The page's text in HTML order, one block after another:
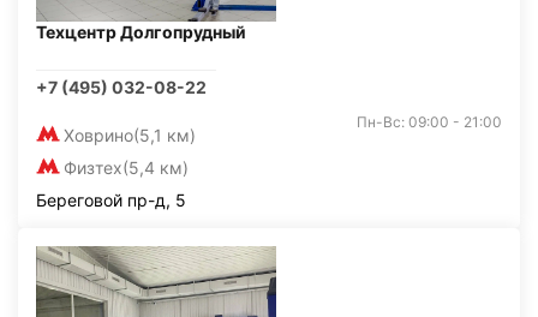
Техцентр Долгопрудный
+7 (495) 032-08-22
Ховрино(5,1 км)
Физтех(5,4 км)
Пн-Вс: 09:00 - 21:00
Береговой пр-д, 5